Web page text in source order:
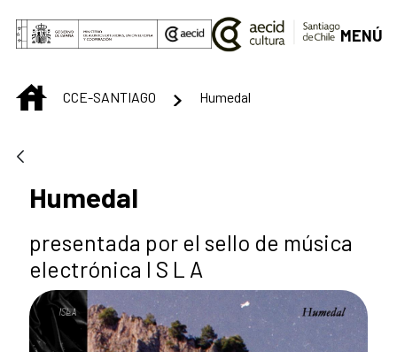
Saltar al contenido principal
MENÚ
INICIOCCE-SANTIAGO Humedal
Humedal
presentada por el sello de música
electrónica I S L A